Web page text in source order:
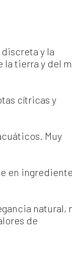
y la
la tierra y del
cítricas y
Muy
en
natural,
de